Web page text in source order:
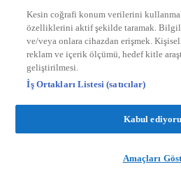
Kesin coğrafi konum verilerini
özelliklerini aktif şekilde taramak.
ve/veya onlara cihazdan erişmek.
reklam ve içerik ölçümü, hedef kitle
geliştirilmesi.
İş Ortakları Listesi (satıcılar)
Kabul
Amaçları